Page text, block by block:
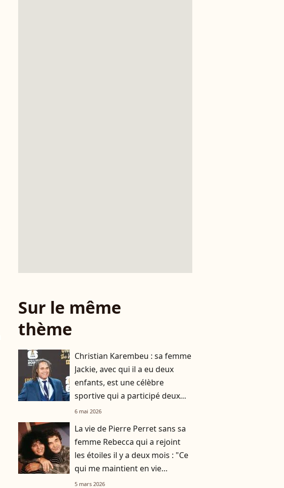
Sur le même
thème
Christian Karembeu : sa femme
Jackie, avec qui il a eu deux
enfants, est une célèbre
sportive qui a participé deux
fois aux Jeux Olympiques
6 mai 2026
La vie de Pierre Perret sans sa
femme Rebecca qui a rejoint
les étoiles il y a deux mois : "Ce
qui me maintient en vie
actuellement"
5 mars 2026